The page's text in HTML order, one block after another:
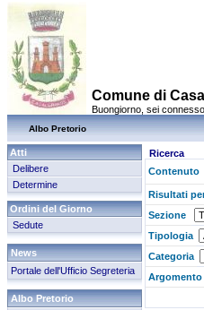
Comune di
Buongiorno, sei
Albo Pretorio
Atti
Delibere
Determine
Ordini del Giorno
Sedute
News
Portale dell'Ufficio Segreteria
Albo Pretorio
Ricerca
Contenuto
Risultati
Sezione
Tipologia
Categoria
Argomento